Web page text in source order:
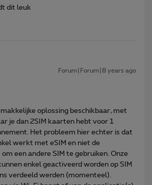
dit leuk
Forum|Forum|8 years ago
oplossing beschikbaar, met
je dan 2SIM kaarten hebt voor 1
Het probleem hier echter is dat
werkt met eSIM en niet de
een andere SIM te gebruiken. Onze
enkel geactiveerd worden op SIM
verdeeld werden (momenteel).